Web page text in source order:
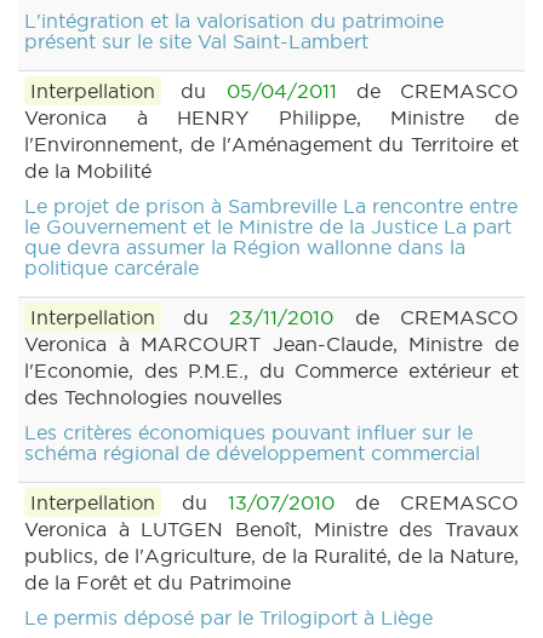
L'intégration et la valorisation du patrimoine
présent sur le site Val Saint-Lambert
Interpellation du 05/04/2011 de CREMASCO
Veronica à HENRY Philippe, Ministre de
l'Environnement, de l'Aménagement du Territoire et
de la Mobilité
Le projet de prison à Sambreville La rencontre entre
le Gouvernement et le Ministre de la Justice La part
que devra assumer la Région wallonne dans la
politique carcérale
Interpellation du 23/11/2010 de CREMASCO
Veronica à MARCOURT Jean-Claude, Ministre de
l'Economie, des P.M.E., du Commerce extérieur et
des Technologies nouvelles
Les critères économiques pouvant influer sur le
schéma régional de développement commercial
Interpellation du 13/07/2010 de CREMASCO
Veronica à LUTGEN Benoît, Ministre des Travaux
publics, de l'Agriculture, de la Ruralité, de la Nature,
de la Forêt et du Patrimoine
Le permis déposé par le Trilogiport à Liège